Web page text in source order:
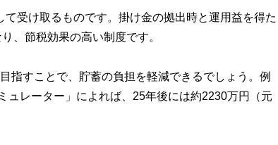
受け取るものです。掛け金の拠出時と運用益を得た
、節税効果の高い制度です。
指すことで、貯蓄の負担を軽減できるでしょう。例
ュレーター」によれば、25年後には約2230万円（元